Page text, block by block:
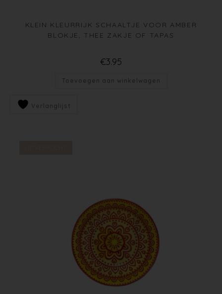
KLEIN KLEURRIJK SCHAALTJE VOOR AMBER
BLOKJE, THEE ZAKJE OF TAPAS
€3.95
Toevoegen aan winkelwagen
Verlanglijst